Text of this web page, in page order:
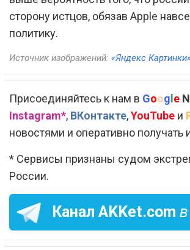
сторону истцов, обязав Apple
политику.
Источник изображений: «Яндекс Картинки»
Присоединяйтесь к нам в Google
Instagram*, ВКонтакте,YouTube и
новостями и оперативно
* Сервисы признаны судом
России.
Канал AKKet.com